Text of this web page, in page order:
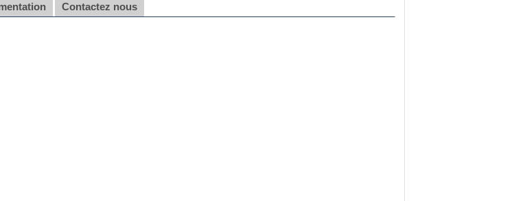
Contactez nous